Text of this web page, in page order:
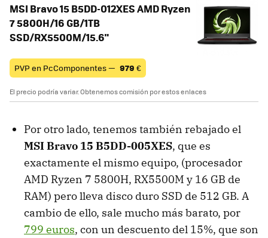
MSI Bravo 15 B5DD-012XES AMD Ryzen
7 5800H/16 GB/1TB
SSD/RX5500M/15.6"
PVP en PcComponentes — 979 €
El precio podría variar. Obtenemos comisión por estos enlaces
Por otro lado, tenemos también rebajado el
MSI Bravo 15 B5DD-005XES, que es
exactamente el mismo equipo, (procesador
AMD Ryzen 7 5800H, RX5500M y 16 GB de
RAM) pero lleva disco duro SSD de 512 GB. A
cambio de ello, sale mucho más barato, por
799 euros, con un descuento del 15%, que son